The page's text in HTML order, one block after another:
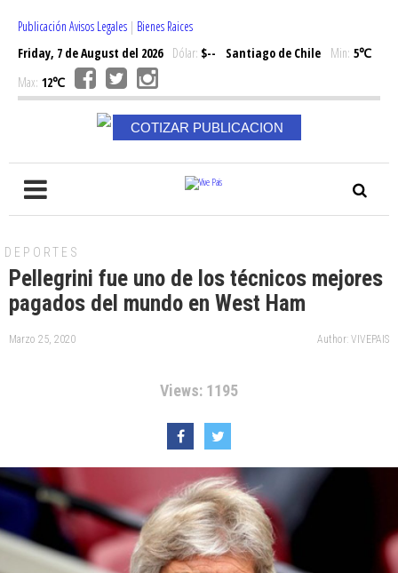
Publicación Avisos Legales | Bienes Raices
Friday, 7 de August del 2026Dólar: $-- Santiago de Chile Min: 5℃
Max: 12℃
COTIZAR PUBLICACION
DEPORTES
Pellegrini fue uno de los técnicos mejores
pagados del mundo en West Ham
Marzo 25, 2020 Author: VIVEPAIS
Views: 1195